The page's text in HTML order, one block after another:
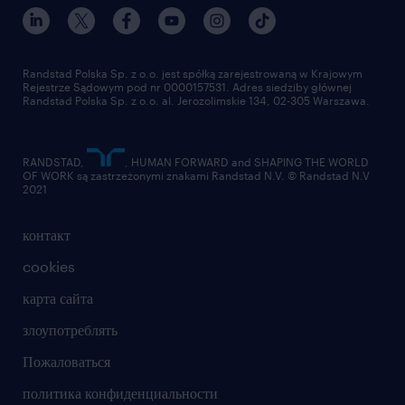
для медиа
для поставщиков
наш мир
работа в randstad
отправить резюме
контакт
cookies
карта сайта
злоупотреблять
Пожаловаться
политика конфиденциальности
Randstad Polska Sp. z o.o. jest spółką zarejestrowaną w Krajowym
Rejestrze Sądowym pod nr 0000157531. Adres siedziby głównej
Randstad Polska Sp. z o.o. al. Jerozolimskie 134, 02-305 Warszawa.
RANDSTAD,
, HUMAN FORWARD and SHAPING THE WORLD
OF WORK są zastrzeżonymi znakami Randstad N.V. © Randstad N.V
2021